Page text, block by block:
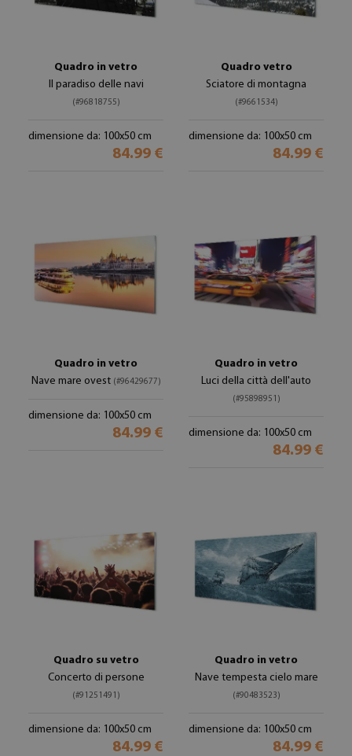
Quadro in vetro
Il paradiso delle navi
(#96818755)
dimensione da: 100x50 cm
84.99 €
Quadro vetro
Sciatore di montagna
(#9661534)
dimensione da: 100x50 cm
84.99 €
Quadro in vetro
Nave mare ovest (#96429677)
dimensione da: 100x50 cm
84.99 €
Quadro in vetro
Luci della città dell'auto
(#95898951)
dimensione da: 100x50 cm
84.99 €
Quadro su vetro
Concerto di persone
(#91251491)
dimensione da: 100x50 cm
84.99 €
Quadro in vetro
Nave tempesta cielo mare
(#90483523)
dimensione da: 100x50 cm
84.99 €